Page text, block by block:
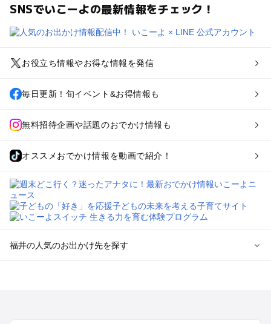
SNSでいこーよの最新情報をチェック！
お役立ち情報やお得な情報を発信
毎日更新！旬イベント&お得情報も
無料招待企画や話題のおでかけ情報も
オススメおでかけ情報を動画で紹介！
福井の人気のお出かけ先を探す